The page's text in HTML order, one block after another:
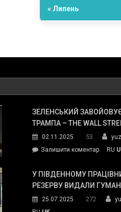
« Липень
ЗЕЛЕНСЬКИЙ
ТРАМПА – THE WALL
02.11.2025 53
Залишити коментарon
Трампа
RU
У ПІВДЕННОМУ
РЕЗЕРВУ ВИДАЛИ
25.07.2025 272